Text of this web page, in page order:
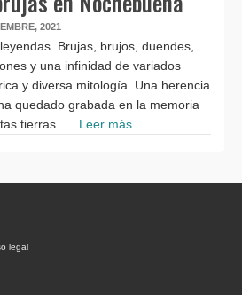
2021
Brujas, brujos, duendes,
y una infinidad de variados
y diversa mitología. Una herencia
quedado grabada en la memoria
tierras. … Leer más
legal